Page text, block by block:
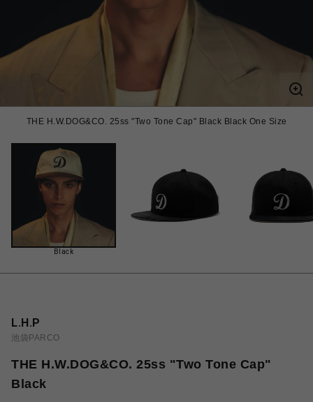
THE H.W.DOG&CO. 25ss "Two Tone Cap" Black Black One Size
Black
L.H.P
池袋PARCO
THE H.W.DOG&CO. 25ss "Two Tone Cap"
Black